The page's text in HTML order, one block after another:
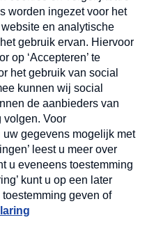
Verzend
op onze
in uw